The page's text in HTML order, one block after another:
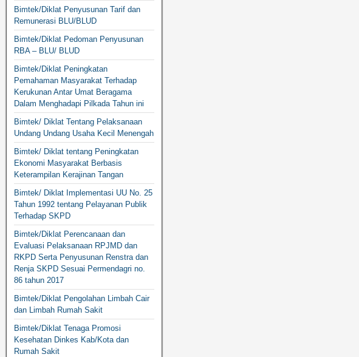
Bimtek/Diklat Penyusunan Tarif dan
Remunerasi BLU/BLUD
Bimtek/Diklat Pedoman Penyusunan
RBA – BLU/ BLUD
Bimtek/Diklat Peningkatan
Pemahaman Masyarakat Terhadap
Kerukunan Antar Umat Beragama
Dalam Menghadapi Pilkada Tahun ini
Bimtek/ Diklat Tentang Pelaksanaan
Undang Undang Usaha Kecil Menengah
Bimtek/ Diklat tentang Peningkatan
Ekonomi Masyarakat Berbasis
Keterampilan Kerajinan Tangan
Bimtek/ Diklat Implementasi UU No. 25
Tahun 1992 tentang Pelayanan Publik
Terhadap SKPD
Bimtek/Diklat Perencanaan dan
Evaluasi Pelaksanaan RPJMD dan
RKPD Serta Penyusunan Renstra dan
Renja SKPD Sesuai Permendagri no.
86 tahun 2017
Bimtek/Diklat Pengolahan Limbah Cair
dan Limbah Rumah Sakit
Bimtek/Diklat Tenaga Promosi
Kesehatan Dinkes Kab/Kota dan
Rumah Sakit